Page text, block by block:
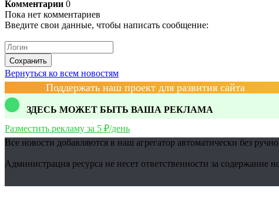
Комментарии 0
Пока нет комментариев
Введите свои данные, чтобы написать сообщение:
Сохранить
Вернуться ко всем новостям
Поддержать наш проект для развития сайта
ЗДЕСЬ МОЖЕТ БЫТЬ ВАША РЕКЛАМА
Разместить рекламу за 5 ₽/день
Все новости добавляются в наш агрегатор автоматически без
Администрация ресурса не несет ответственности за содержание